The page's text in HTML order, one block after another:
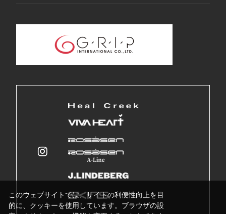
このウェブサイトでは、サイトの利便性向上を目
的に、クッキーを使用しています。ブラウザの設